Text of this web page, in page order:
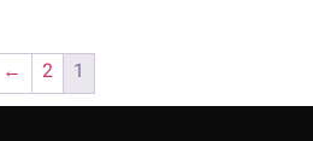
1
2
←